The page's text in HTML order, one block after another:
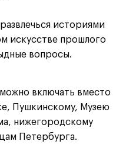
историями
искусстве прошлого
вопросы.
включать вместо
Пушкинскому, Музею
нижегородскому
Петербурга.